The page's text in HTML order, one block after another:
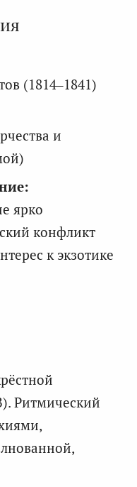
(1814–1841)
и
ярко
конфликт
к экзотике
Ритмический